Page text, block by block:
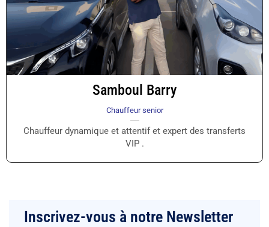
Samboul Barry
Chauffeur senior
Chauffeur dynamique et attentif et expert des transferts
VIP .
Inscrivez-vous à notre Newsletter